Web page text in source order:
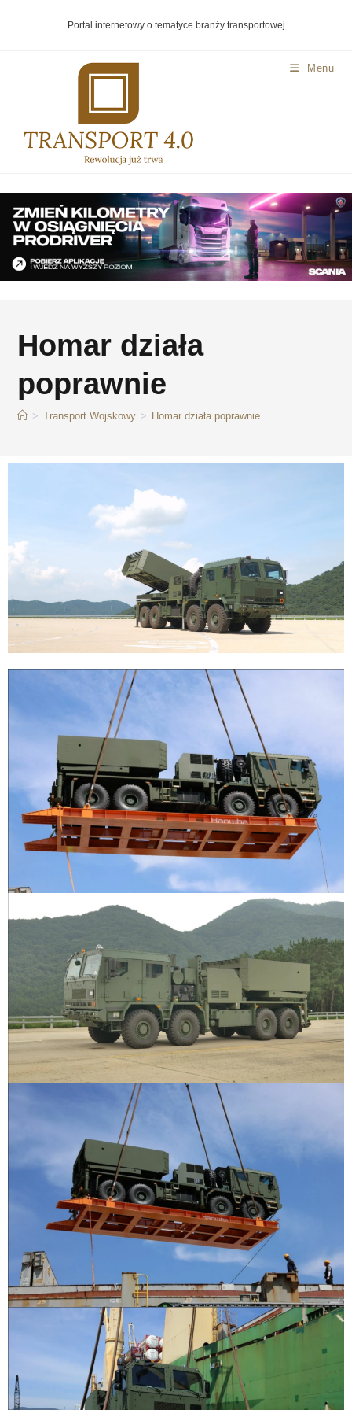
Portal internetowy o tematyce branży transportowej
Menu
Homar działa
poprawnie
> Transport Wojskowy > Homar działa poprawnie